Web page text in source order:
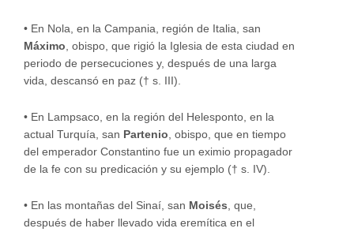
• En Nola, en la Campania, región de Italia, san
Máximo, obispo, que rigió la Iglesia de esta ciudad en
periodo de persecuciones y, después de una larga
vida, descansó en paz († s. III).
• En Lampsaco, en la región del Helesponto, en la
actual Turquía, san Partenio , obispo, que en tiempo
del emperador Constantino fue un eximio propagador
de la fe con su predicación y su ejemplo († s. IV).
• En las montañas del Sinaí, san Moisés , que,
después de haber llevado vida eremítica en el